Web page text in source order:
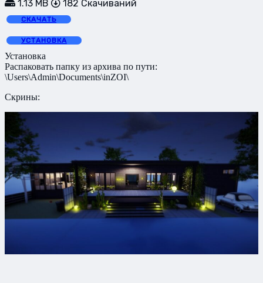
1.13 MB 182 Скачиваний
СКАЧАТЬ
УСТАНОВКА
Установка
Распаковать папку из архива по пути:
\Users\Admin\Documents\inZOI\
Скрины: